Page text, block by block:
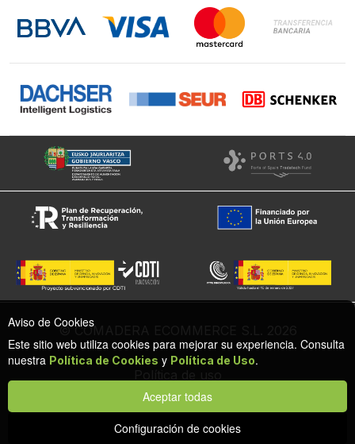
Instagram
Facebook
© COMADERA ECOMMERCE S.L. 2026
Política de cookies
Configuración de privacidad y cookies
Protección de datos
Aviso de Cookies
Este sitio web utiliza cookies para mejorar su experiencia. Consulta
nuestra Política de Cookies y Política de Uso.
Aceptar todas
Configuración de cookies